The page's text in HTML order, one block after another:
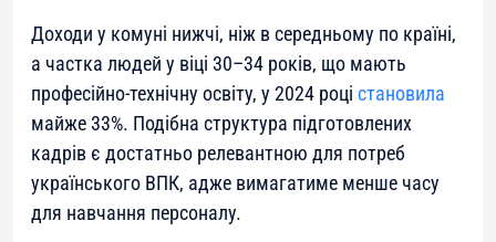
Доходи у комуні нижчі, ніж в середньому по країні,
а частка людей у віці 30–34 років, що мають
професійно-технічну освіту, у 2024 році становила
майже 33%. Подібна структура підготовлених
кадрів є достатньо релевантною для потреб
українського ВПК, адже вимагатиме менше часу
для навчання персоналу.